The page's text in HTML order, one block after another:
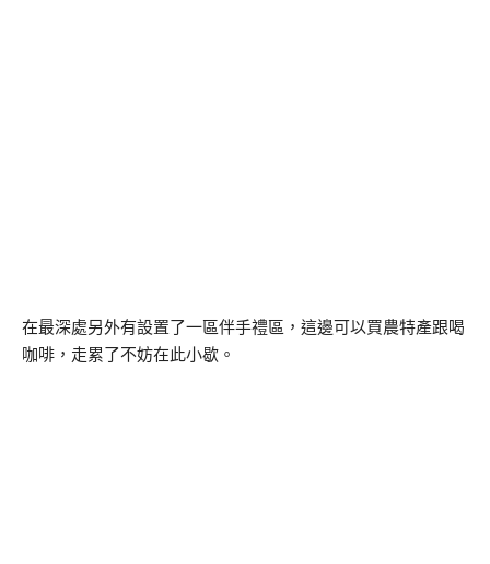
在最深處另外有設置了一區伴手禮區，這邊可以買農特產跟喝
咖啡，走累了不妨在此小歇。